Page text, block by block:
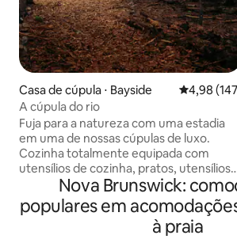
Casa de cúpula ⋅ Bayside 4,98 de
4,98
A cúpula do rio
Fuja para a natureza com uma estadia
em uma de nossas cúpulas de luxo.
Cozinha totalmente equipada com
utensílios de cozinha, pratos, utensílios,
etc., bem como café e chá. Banheiro
privativo com vaso sanitário, chuveiro e
produtos de higiene pessoal essenciais.
Duas camas queen size com um espaço
Nova Brunswick:
populares em
à praia